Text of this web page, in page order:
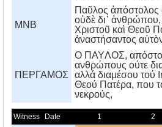
MNB
Παῦλος
οὐδὲ δι᾿
Χριστοῦ καὶ Θεοῦ
ἀναστήσαντος
ΠΕΡΓΑΜΟΣ
O ΠAYΛOΣ,
ανθρώπους ούτε
αλλά διαμέσου τού
Θεού Πατέρα, που
νεκρούς,
Witness Date 1 2